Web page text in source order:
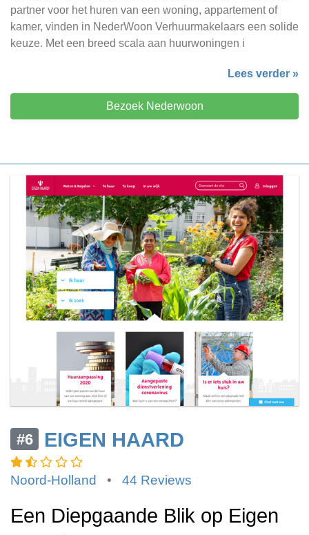
partner voor het huren van een woning, appartement of
kamer, vinden in NederWoon Verhuurmakelaars een solide
keuze. Met een breed scala aan huurwoningen i
Lees verder »
Bezoek Nederwoon
#6 EIGEN HAARD
Noord-Holland • 44 Reviews
Een Diepgaande Blik op Eigen